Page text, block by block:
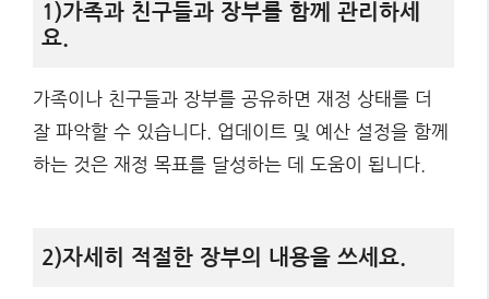
1)가족과 친구들과 장부를 함께 관리하세
요.
가족이나 친구들과 장부를 공유하면 재정 상태를 더
잘 파악할 수 있습니다. 업데이트 및 예산 설정을 함께
하는 것은 재정 목표를 달성하는 데 도움이 됩니다.
2)자세히 적절한 장부의 내용을 쓰세요.